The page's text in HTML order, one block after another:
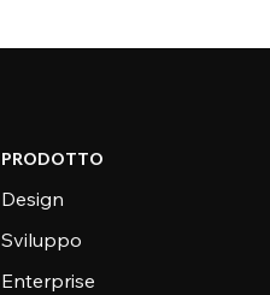
PRODOTTO
Design
Sviluppo
Enterprise